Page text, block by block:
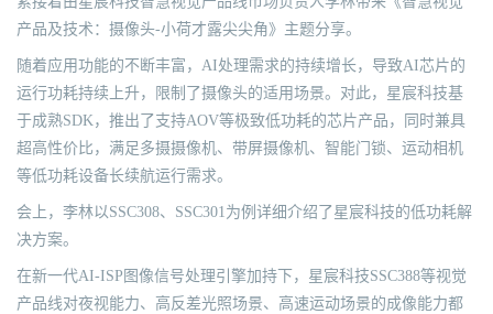
产品及技术：摄像头-小荷才露尖尖角》主题分享。
随着应用功能的不断丰富，AI处理需求的持续增长，导致AI芯片的
运行功耗持续上升，限制了摄像头的适用场景。对此，星宸科技基
于成熟SDK，推出了支持AOV等极致低功耗的芯片产品，同时兼具
超高性价比，满足多摄摄像机、带屏摄像机、智能门锁、运动相机
等低功耗设备长续航运行需求。
会上，李林以SSC308、SSC301为例详细介绍了星宸科技的低功耗解
决方案。
在新一代AI-ISP图像信号处理引擎加持下，星宸科技SSC388等视觉
产品线对夜视能力、高反差光照场景、高速运动场景的成像能力都